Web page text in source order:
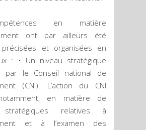
en matière
ont par ailleurs été
précisées et organisées en
: • Un niveau stratégique
par le Conseil national de
(CNI). L’action du CNI
en matière de
stratégiques relatives à
et à l’examen des